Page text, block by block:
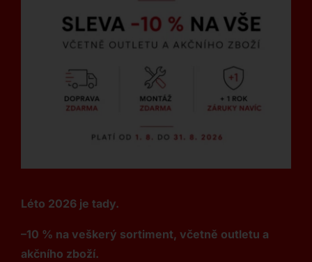
Léto 2026 je tady.
–10 % na veškerý sortiment, včetně outletu a
akčního zboží.